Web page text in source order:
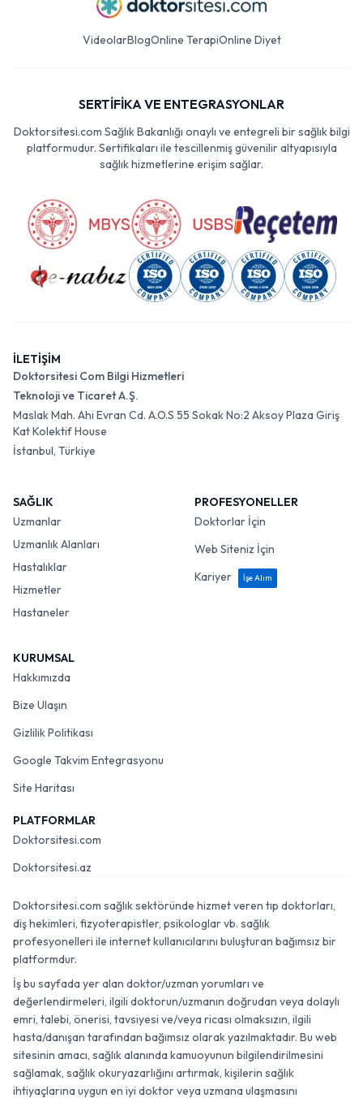
VideolarBlogOnline TerapiOnline Diyet
SERTİFİKA VE ENTEGRASYONLAR
Doktorsitesi.com Sağlık Bakanlığı onaylı ve entegreli bir sağlık bilgi
platformudur. Sertifikaları ile tescillenmiş güvenilir altyapısıyla
sağlık hizmetlerine erişim sağlar.
İLETİŞİM
Doktorsitesi Com Bilgi Hizmetleri
Teknoloji ve Ticaret A.Ş.
Maslak Mah. Ahi Evran Cd. A.O.S 55 Sokak No:2 Aksoy Plaza Giriş
Kat Kolektif House
İstanbul, Türkiye
SAĞLIK
Uzmanlar
Uzmanlık Alanları
Hastalıklar
Hizmetler
Hastaneler
PROFESYONELLER
Doktorlar İçin
Web Siteniz İçin
Kariyer
İşe Alım
KURUMSAL
Hakkımızda
Bize Ulaşın
Gizlilik Politikası
Google Takvim Entegrasyonu
Site Haritası
PLATFORMLAR
Doktorsitesi.com
Doktorsitesi.az
Doktorsitesi.com sağlık sektöründe hizmet veren tıp doktorları,
diş hekimleri, fizyoterapistler, psikologlar vb. sağlık
profesyonelleri ile internet kullanıcılarını buluşturan bağımsız bir
platformdur.
İş bu sayfada yer alan doktor/uzman yorumları ve
değerlendirmeleri, ilgili doktorun/uzmanın doğrudan veya dolaylı
emri, talebi, önerisi, tavsiyesi ve/veya ricası olmaksızın, ilgili
hasta/danışan tarafından bağımsız olarak yazılmaktadır. Bu web
sitesinin amacı, sağlık alanında kamuoyunun bilgilendirilmesini
sağlamak, sağlık okuryazarlığını artırmak, kişilerin sağlık
ihtiyaçlarına uygun en iyi doktor veya uzmana ulaşmasını